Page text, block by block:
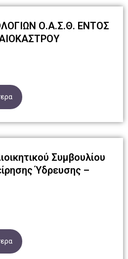
Ο.Α.Σ.Θ. ΕΝΤΟΣ
Συμβουλίου
Ύδρευσης –